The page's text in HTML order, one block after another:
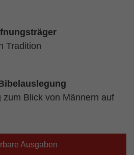
Tradition
zum Blick von Männern auf
Ausgaben